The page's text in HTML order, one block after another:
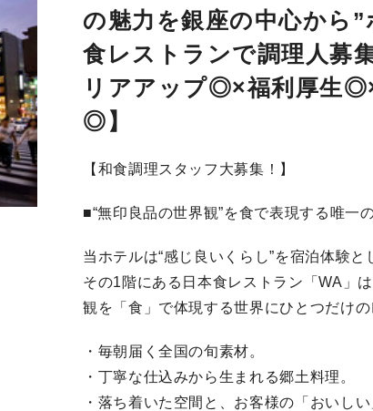
の魅力を銀座の中心から”
食レストランで調理人募
リアアップ◎×福利厚生
◎】
【和食調理スタッフ大募集！】
■“無印良品の世界観”を食で表現する唯一の
当ホテルは“感じ良いくらし”を宿泊体験と
その1階にある日本食レストラン「WA」
観を「食」で体現する世界にひとつだけの
・毎朝届く全国の旬素材。
・丁寧な仕込みから生まれる郷土料理。
・落ち着いた空間と、お客様の「おいしい